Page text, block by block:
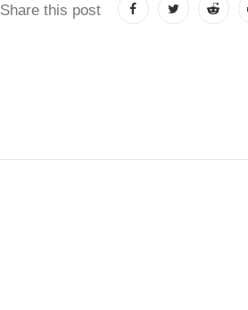
Share this post